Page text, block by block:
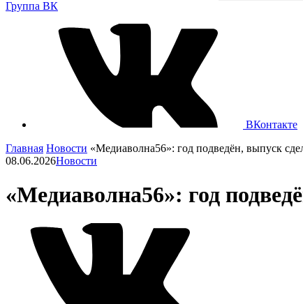
Группа ВК
ВКонтакте
Главная Новости «Медиаволна56»: год подведён, выпуск
08.06.2026Новости
«Медиаволна56»: год